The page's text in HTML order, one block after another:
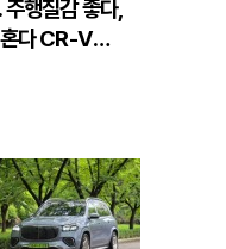
행질감 좋다,
혼다 CR-V